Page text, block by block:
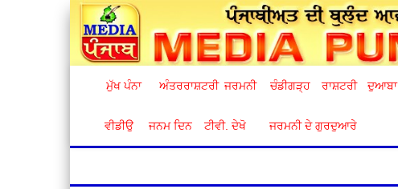
ਮੁੱਖ ਪੰਨਾ ਅੰਤਰਰਾਸ਼ਟਰੀ ਜਰਮਨੀ ਚੰਡੀਗੜ੍ਹ ਰਾਸ਼ਟਰੀ ਦੁਆਬਾ
ਵੀਡੀਉ ਜਨਮ ਦਿਨ ਟੀਵੀ. ਦੇਖੋ ਜਰਮਨੀ ਦੇ ਗੁਰਦੁਆਰੇ